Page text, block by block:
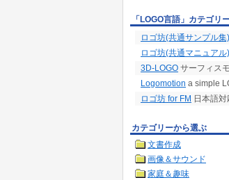
ロゴ坊は、以下のこと
・「速く動け!」と言わ
(^_^;)
・巨大なプログラムの
・シェイプ機能やワー
「LOGO言語」カテゴリ
ロゴ坊(共通サンプル集)
ロゴ坊(共通マニュアル)
3D-LOGO サーフィス
Logomotion a simple
ロゴ坊 for FM 日本語
カテゴリーから選ぶ
文書作成
画像＆サウンド
家庭＆趣味